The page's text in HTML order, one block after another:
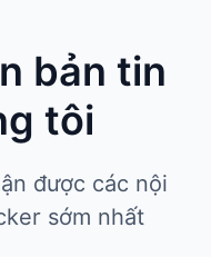
bản tin
tôi
được các nội
sớm nhất